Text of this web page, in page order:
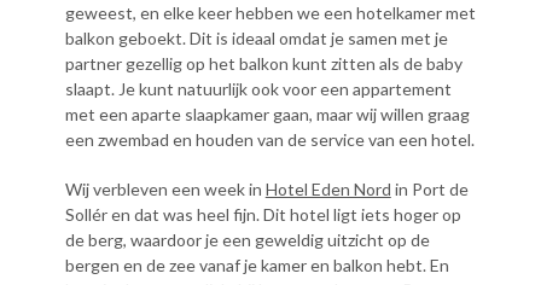
geweest, en elke keer hebben we een hotelkamer met
balkon geboekt. Dit is ideaal omdat je samen met je
partner gezellig op het balkon kunt zitten als de baby
slaapt. Je kunt natuurlijk ook voor een appartement
met een aparte slaapkamer gaan, maar wij willen graag
een zwembad en houden van de service van een hotel.
Wij verbleven een week in Hotel Eden Nord in Port de
Sollér en dat was heel fijn. Dit hotel ligt iets hoger op
de berg, waardoor je een geweldig uitzicht op de
bergen en de zee vanaf je kamer en balkon hebt. En